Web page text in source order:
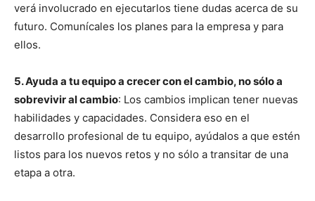
verá involucrado en ejecutarlos tiene dudas acerca de su
futuro. Comunícales los planes para la empresa y para
ellos.
5. Ayuda a tu equipo a crecer con el cambio, no sólo a
sobrevivir al cambio: Los cambios implican tener nuevas
habilidades y capacidades. Considera eso en el
desarrollo profesional de tu equipo, ayúdalos a que estén
listos para los nuevos retos y no sólo a transitar de una
etapa a otra.